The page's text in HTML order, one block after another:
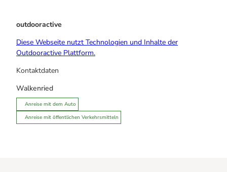
outdooractive
Diese Webseite nutzt Technologien und Inhalte der
Outdooractive Plattform.
Kontaktdaten
Walkenried
Anreise mit dem Auto
Anreise mit öffentlichen Verkehrsmitteln